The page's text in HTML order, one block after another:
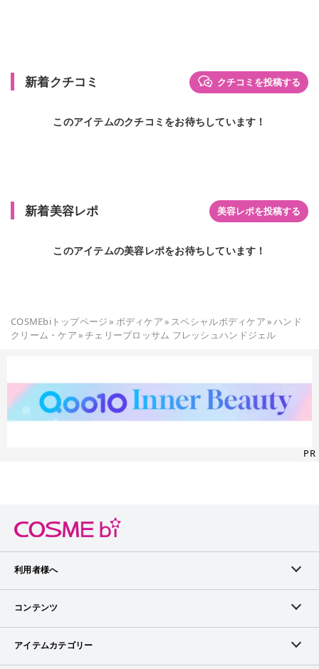
新着クチコミ クチコミを投稿する
このアイテムのクチコミをお待ちしています！
新着美容レポ 美容レポを投稿する
このアイテムの美容レポをお待ちしています！
COSMEbiトップページ» ボディケア» スペシャルボディケア»ハンド
クリーム・ケア»チェリーブロッサム フレッシュハンドジェル
PR
利用者様へ
メンバーログイン
コンテンツ
ランキング
アイテムカテゴリー